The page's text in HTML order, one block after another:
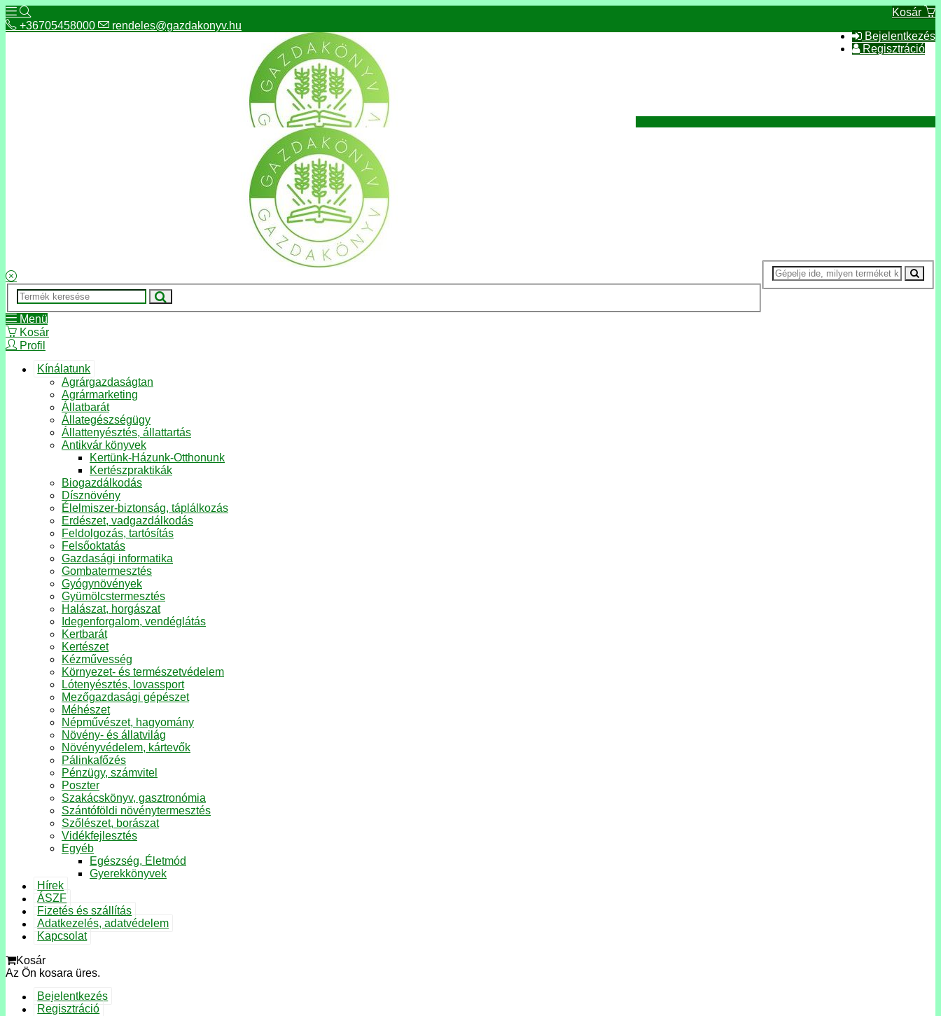
Kosár
Bejelentkezés
Regisztráció
+36705458000 rendeles@gazdakonyv.hu
Menü
Kosár
Profil
Kínálatunk
Agrárgazdaságtan
Agrármarketing
Állatbarát
Állategészségügy
Állattenyésztés, állattartás
Antikvár könyvek
Kertünk-Házunk-Otthonunk
Kertészpraktikák
Biogazdálkodás
Dísznövény
Élelmiszer-biztonság, táplálkozás
Erdészet, vadgazdálkodás
Feldolgozás, tartósítás
Felsőoktatás
Gazdasági informatika
Gombatermesztés
Gyógynövények
Gyümölcstermesztés
Halászat, horgászat
Idegenforgalom, vendéglátás
Kertbarát
Kertészet
Kézművesség
Környezet- és természetvédelem
Lótenyésztés, lovassport
Mezőgazdasági gépészet
Méhészet
Népművészet, hagyomány
Növény- és állatvilág
Növényvédelem, kártevők
Pálinkafőzés
Pénzügy, számvitel
Poszter
Szakácskönyv, gasztronómia
Szántóföldi növénytermesztés
Szőlészet, borászat
Vidékfejlesztés
Egyéb
Egészség, Életmód
Gyerekkönyvek
Hírek
ÁSZF
Fizetés és szállítás
Adatkezelés, adatvédelem
Kapcsolat
Kosár
Az Ön kosara üres.
Bejelentkezés
Regisztráció